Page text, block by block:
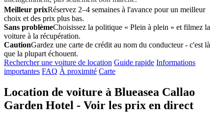
Meilleur prixRéservez 2–4 semaines à l'avance pour un meilleur
choix et des prix plus bas.
Sans problèmeChoisissez la politique « Plein à plein » et filmez la
voiture à la récupération.
CautionGardez une carte de crédit au nom du conducteur - c'est là
que la plupart échouent.
Rechercher une voiture de location Guide rapide Informations
importantes FAQ À proximité Carte
Location de voiture à Blueasea Callao
Garden Hotel - Voir les prix en direct